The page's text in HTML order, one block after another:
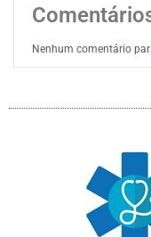
Nenhum comentário